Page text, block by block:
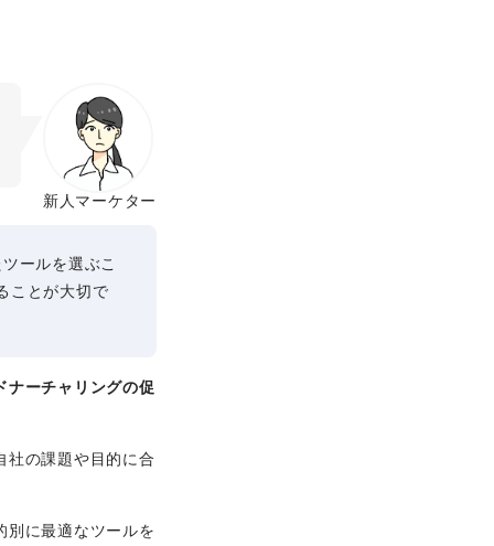
新人マーケター
ールを選ぶこ
ことが大切で
ナーチャリングの促
社の課題や目的に合
別に最適なツールを